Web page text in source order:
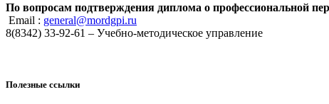
По вопросам подтверждения диплома о профессиональной
Email : general@mordgpi.ru
8(8342) 33-92-61 – Учебно-методическое управление
Полезные ссылки